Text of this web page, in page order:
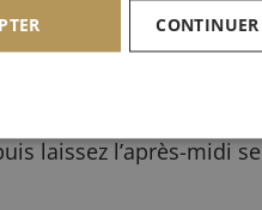
laissez l’après-midi